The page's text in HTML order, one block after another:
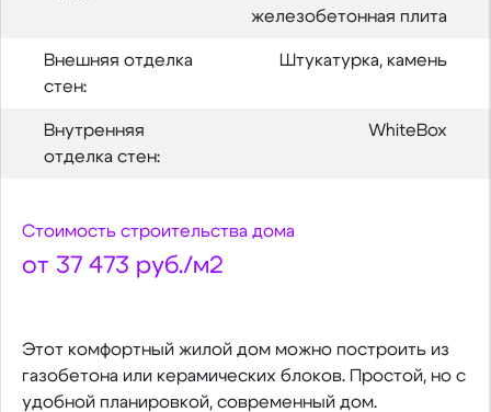
железобетонная плита
Внешняя отделка
стен:
Штукатурка, камень
Внутренняя
отделка стен:
WhiteBox
Стоимость строительства дома
от 37 473 руб./м2
Этот комфортный жилой дом можно построить из
газобетона или керамических блоков. Простой, но с
удобной планировкой, современный дом.